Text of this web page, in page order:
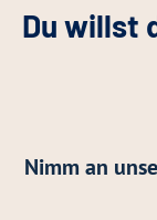
Du willst
Nimm an